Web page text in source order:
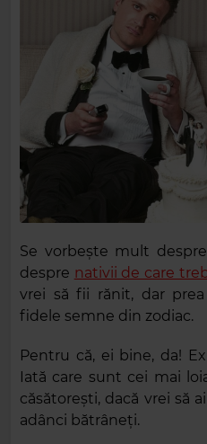
Se vorbește mult despre
despre nativii de care
vrei să fii rănit, dar
fidele semne din zodiac.
Pentru că, ei bine, da!
Iată care sunt cei mai
căsătorești, dacă vrei să
adânci bătrâneți.